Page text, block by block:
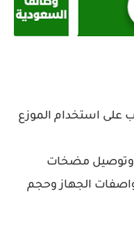
على استخدام الموزع
وتوصيل مضخات
الجهاز وحجم